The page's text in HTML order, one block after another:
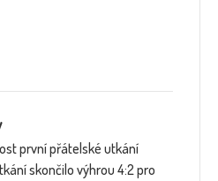
první přátelské utkání
skončilo výhrou 4:2 pro